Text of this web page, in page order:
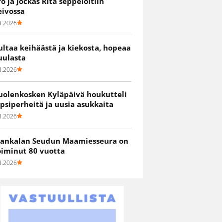
keihäästä ja kiekosta, hopeaa
Kyläpäivä houkutteli
ja uusia asukkaita
Seudun Maamiesseura on
80 vuotta